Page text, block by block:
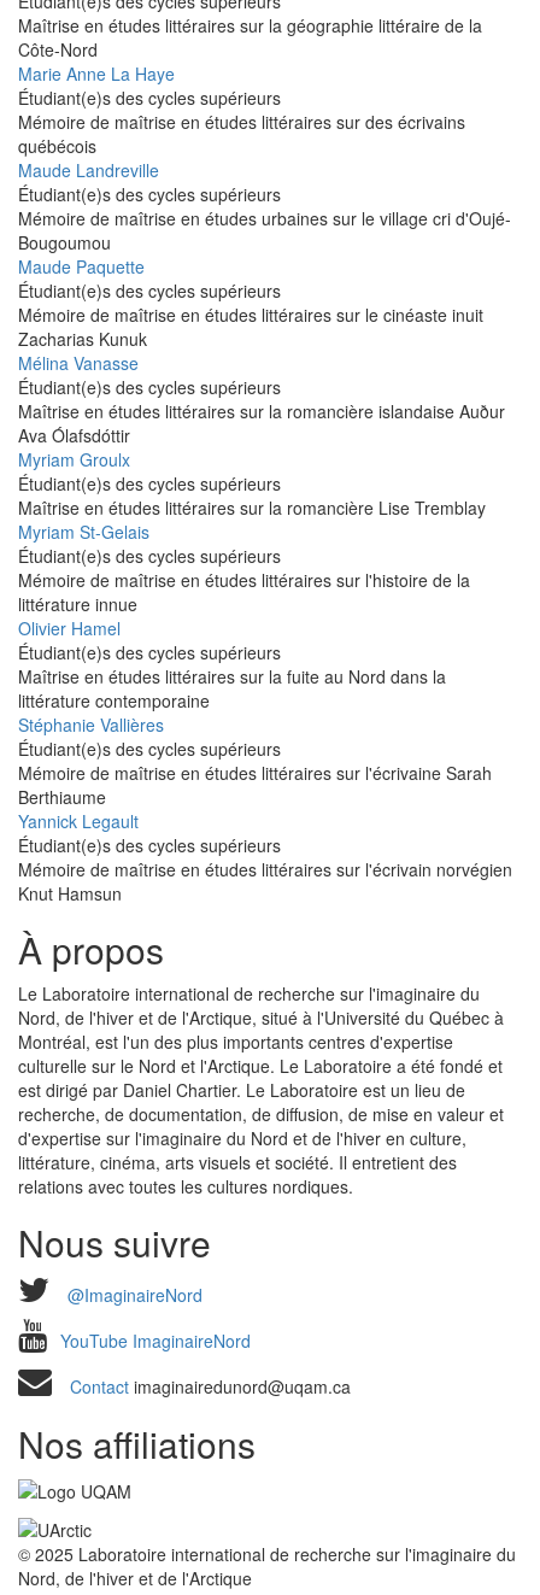
Maîtrise en études littéraires sur la géographie littéraire de la
Côte-Nord
Marie Anne La Haye
Étudiant(e)s des cycles supérieurs
Mémoire de maîtrise en études littéraires sur des écrivains
québécois
Maude Landreville
Étudiant(e)s des cycles supérieurs
Mémoire de maîtrise en études urbaines sur le village cri d'Oujé-
Bougoumou
Maude Paquette
Étudiant(e)s des cycles supérieurs
Mémoire de maîtrise en études littéraires sur le cinéaste inuit
Zacharias Kunuk
Mélina Vanasse
Étudiant(e)s des cycles supérieurs
Maîtrise en études littéraires sur la romancière islandaise Auður
Ava Ólafsdóttir
Myriam Groulx
Étudiant(e)s des cycles supérieurs
Maîtrise en études littéraires sur la romancière Lise Tremblay
Myriam St-Gelais
Étudiant(e)s des cycles supérieurs
Mémoire de maîtrise en études littéraires sur l'histoire de la
littérature innue
Olivier Hamel
Étudiant(e)s des cycles supérieurs
Maîtrise en études littéraires sur la fuite au Nord dans la
littérature contemporaine
Stéphanie Vallières
Étudiant(e)s des cycles supérieurs
Mémoire de maîtrise en études littéraires sur l'écrivaine Sarah
Berthiaume
Yannick Legault
Étudiant(e)s des cycles supérieurs
Mémoire de maîtrise en études littéraires sur l'écrivain norvégien
Knut Hamsun
À propos
Le Laboratoire international de recherche sur l'imaginaire du
Nord, de l'hiver et de l'Arctique, situé à l'Université du Québec à
Montréal, est l'un des plus importants centres d'expertise
culturelle sur le Nord et l'Arctique. Le Laboratoire a été fondé et
est dirigé par Daniel Chartier. Le Laboratoire est un lieu de
recherche, de documentation, de diffusion, de mise en valeur et
d'expertise sur l'imaginaire du Nord et de l'hiver en culture,
littérature, cinéma, arts visuels et société. Il entretient des
relations avec toutes les cultures nordiques.
Nous suivre
@ImaginaireNord
YouTube ImaginaireNord
Contact imaginairedunord@uqam.ca
Nos affiliations
© 2025 Laboratoire international de recherche sur l'imaginaire du
Nord, de l'hiver et de l'Arctique